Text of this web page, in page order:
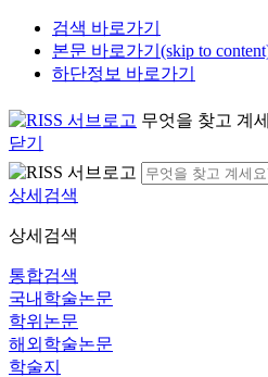
검색 바로가기
본문 바로가기(skip to
하단정보 바로가기
무엇을 찾고 계
닫기
상세검색
상세검색
통합검색
국내학술논문
학위논문
해외학술논문
학술지